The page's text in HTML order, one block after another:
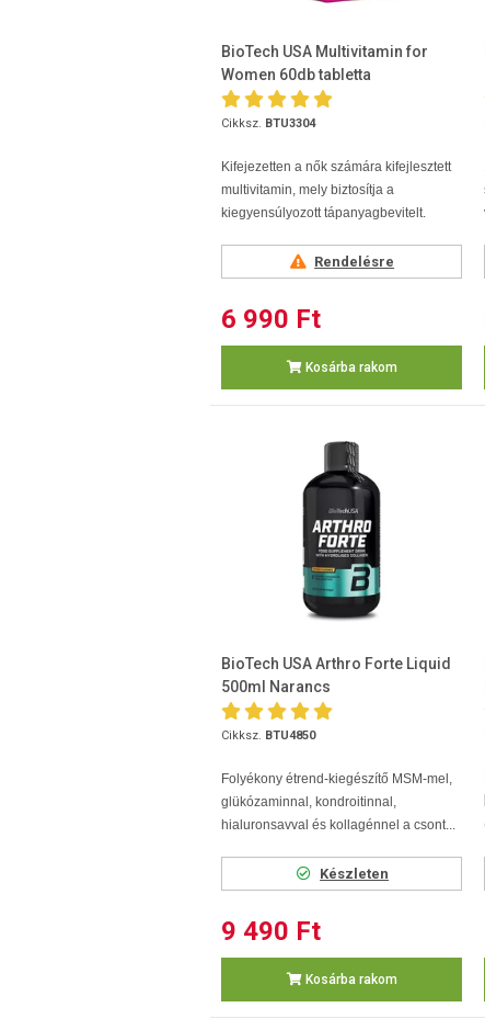
BioTech USA Multivitamin for
Women 60db tabletta
Cikksz. BTU3304
Kifejezetten a nők számára kifejlesztett
multivitamin, mely biztosítja a
kiegyensúlyozott tápanyagbevitelt.
Rendelésre
6 990 Ft
Kosárba rakom
BioTech USA Arthro Forte Liquid
500ml Narancs
Cikksz. BTU4850
Folyékony étrend-kiegészítő MSM-mel,
glükózaminnal, kondroitinnal,
hialuronsavval és kollagénnel a csont...
Készleten
9 490 Ft
Kosárba rakom